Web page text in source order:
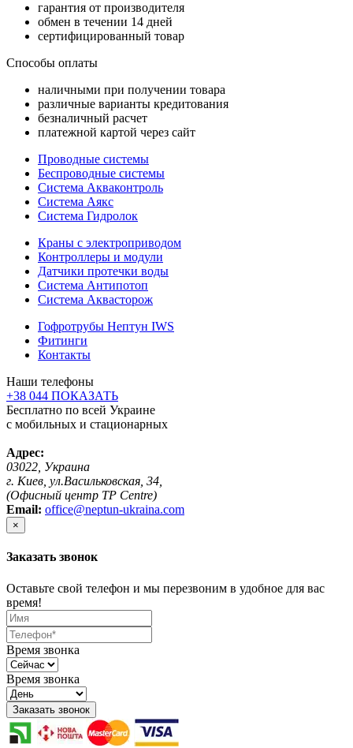
гарантия от производителя
обмен в течении 14 дней
сертифицированный товар
Способы оплаты
наличными при получении товара
различные варианты кредитования
безналичный расчет
платежной картой через сайт
Проводные системы
Беспроводные системы
Система Акваконтроль
Система Аякс
Система Гидролок
Краны с электроприводом
Контроллеры и модули
Датчики протечки воды
Система Антипотоп
Система Аквасторож
Гофротрубы Нептун IWS
Фитинги
Контакты
Наши телефоны
+38 044 ПОКАЗАТЬ
Бесплатно по всей Украине
с мобильных и стационарных
Адрес:
03022, Украина
г. Киев, ул.Васильковская, 34,
(Офисный центр TP Centre)
Email: office@neptun-ukraina.com
×
Заказать звонок
Оставьте свой телефон и мы перезвоним в удобное для вас
время!
Время звонка
Время звонка
Заказать звонок